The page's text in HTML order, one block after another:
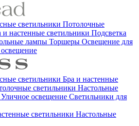
светильники Потолочные
и настенные светильники Подсветка
лампы Торшеры Освещение для
светильники Бра и настенные
светильники Настольные
Уличное освещение Светильники для
светильники Настольные